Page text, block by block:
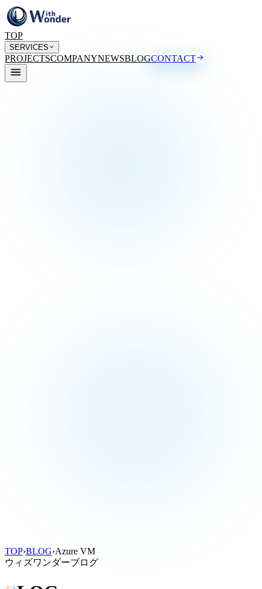
TOP
SERVICES
PROJECTSCOMPANYNEWSBLOGCONTACT
TOP›BLOG›Azure VM
ウィズワンダーブログ